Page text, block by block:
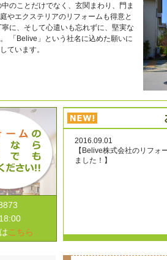
のことだけでなく、玄関まわり、門ま
やエクステリアのリフォームも得意と
に、そして心遣いも忘れずに、堅実な
「Belive」という社名に込めた願いに
ています。
こちら
2016.09.01
【Belive株式会社のリフォ
ました！】